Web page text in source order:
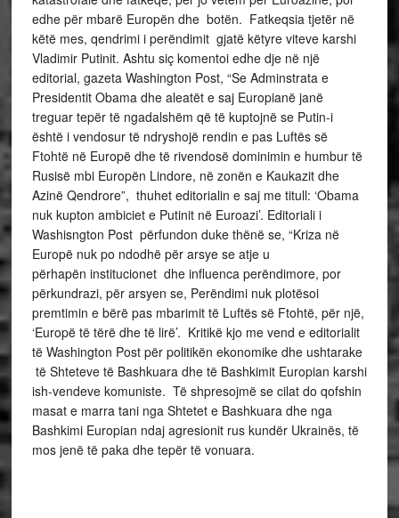
edhe për mbarë Europën dhe botën. Fatkeqsia tjetër në
këtë mes, qendrimi i perëndimit gjatë këtyre viteve karshi
Vladimir Putinit. Ashtu siç komentoi edhe dje në një
editorial, gazeta Washington Post, “Se Adminstrata e
Presidentit Obama dhe aleatët e saj Europianë janë
treguar tepër të ngadalshëm që të kuptojnë se Putin-i
është i vendosur të ndryshojë rendin e pas Luftës së
Ftohtë në Europë dhe të rivendosë dominimin e humbur të
Rusisë mbi Europën Lindore, në zonën e Kaukazit dhe
Azinë Qendrore”, thuhet editorialin e saj me titull: ‘Obama
nuk kupton ambiciet e Putinit në Euroazi’. Editoriali i
Washisngton Post përfundon duke thënë se, “Kriza në
Europë nuk po ndodhë për arsye se atje u
përhapën institucionet dhe influenca perëndimore, por
përkundrazi, për arsyen se, Perëndimi nuk plotësoi
premtimin e bërë pas mbarimit të Luftës së Ftohtë, për një,
‘Europë të tërë dhe të lirë’. Kritikë kjo me vend e editorialit
të Washington Post për politikën ekonomike dhe ushtarake
të Shteteve të Bashkuara dhe të Bashkimit Europian karshi
ish-vendeve komuniste. Të shpresojmë se cilat do qofshin
masat e marra tani nga Shtetet e Bashkuara dhe nga
Bashkimi Europian ndaj agresionit rus kundër Ukrainës, të
mos jenë të paka dhe tepër të vonuara.